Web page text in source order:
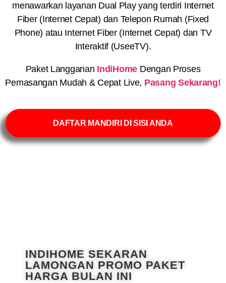
menawarkan layanan Dual Play yang terdiri Internet
Fiber (Internet Cepat) dan Telepon Rumah (Fixed
Phone) atau Internet Fiber (Internet Cepat) dan TV
Interaktif (UseeTV).
Paket Langganan IndiHome Dengan Proses
Pemasangan Mudah & Cepat Live, Pasang Sekarang!
DAFTAR MANDIRI DI SISI ANDA
INDIHOME SEKARAN
LAMONGAN PROMO PAKET
HARGA BULAN INI